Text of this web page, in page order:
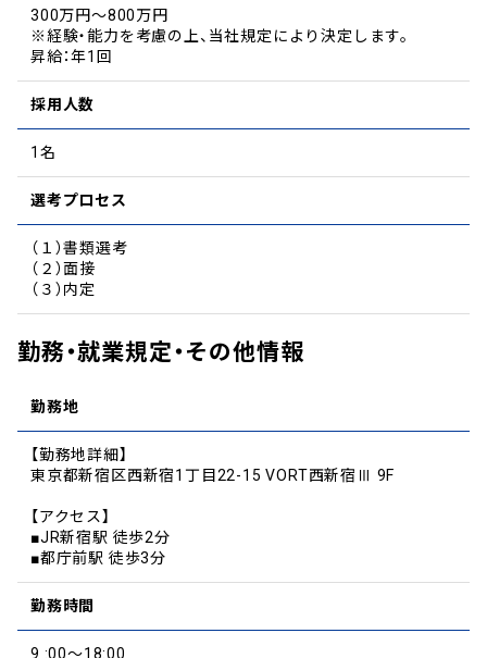
300万円〜800万円
※経験・能力を考慮の上、当社規定により決定します。
昇給：年1回
採用人数
1名
選考プロセス
（１）書類選考
（２）面接
（３）内定
勤務・就業規定・その他情報
勤務地
【勤務地詳細】
東京都新宿区西新宿1丁目22-15 VORT西新宿Ⅲ 9F
【アクセス】
■JR新宿駅 徒歩2分
■都庁前駅 徒歩3分
勤務時間
9 :00～18:00